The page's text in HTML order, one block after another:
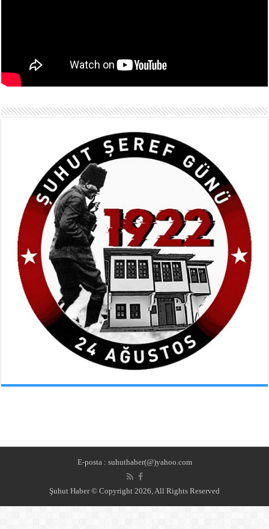
E-posta : suhuthaber(@)yahoo.com
Şuhut Haber © Copyright 2026, All Rights Reserved